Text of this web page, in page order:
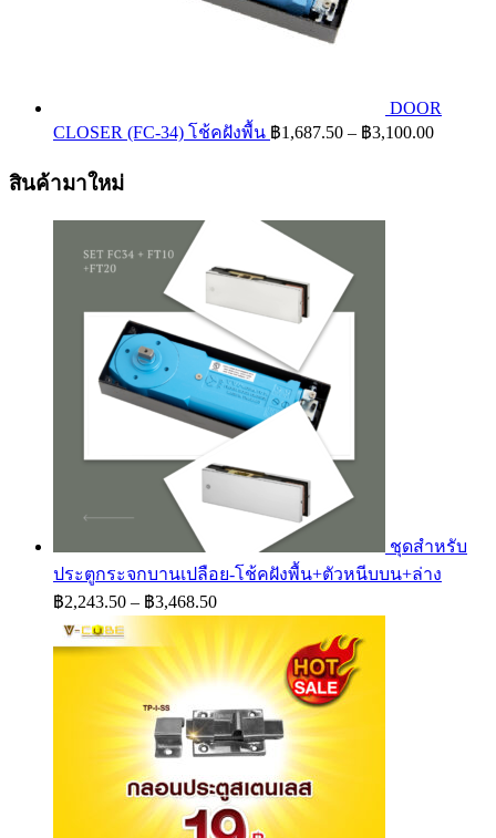
DOOR
CLOSER (FC-34) โช้คฝังพื้น ฿1,687.50 – ฿3,100.00Price
สินค้ามาใหม่
ชุดสำหรับ
ประตูกระจกบานเปลือย-โช้คฝังพื้น+ตัวหนีบบน+ล่าง
฿2,243.50 – ฿3,468.50Price
range:
฿2,243.50
through
฿3,468.50